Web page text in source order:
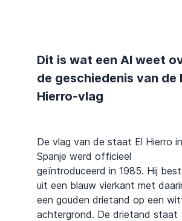
Dit is wat een AI weet
de geschiedenis van de
Hierro-vlag
De vlag van de staat El Hierro in
Spanje werd officieel
geïntroduceerd in 1985. Hij
uit een blauw vierkant met
een gouden drietand op een
achtergrond. De drietand staat